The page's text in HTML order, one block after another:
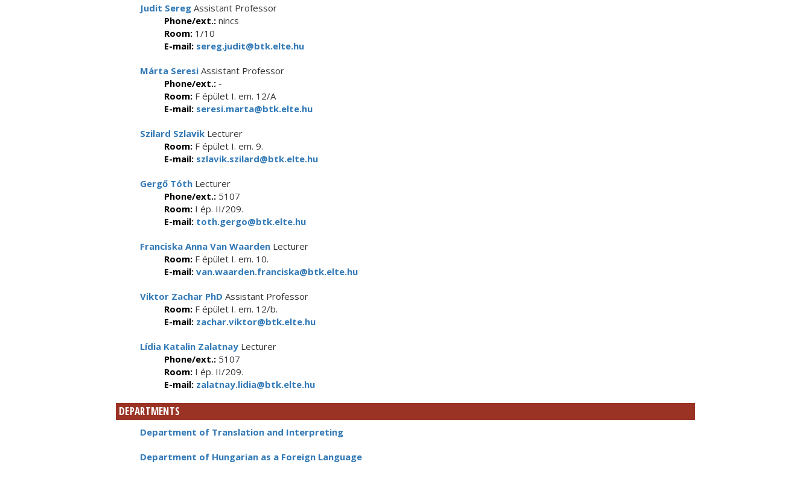
Judit Sereg Assistant Professor
Phone/ext.: nincs
Room: 1/10
E-mail: sereg.judit@btk.elte.hu
Márta Seresi Assistant Professor
Phone/ext.: -
Room: F épület I. em. 12/A
E-mail: seresi.marta@btk.elte.hu
Szilard Szlavik Lecturer
Room: F épület I. em. 9.
E-mail: szlavik.szilard@btk.elte.hu
Gergő Tóth Lecturer
Phone/ext.: 5107
Room: I ép. II/209.
E-mail: toth.gergo@btk.elte.hu
Franciska Anna Van Waarden Lecturer
Room: F épület I. em. 10.
E-mail: van.waarden.franciska@btk.elte.hu
Viktor Zachar PhD Assistant Professor
Room: F épület I. em. 12/b.
E-mail: zachar.viktor@btk.elte.hu
Lídia Katalin Zalatnay Lecturer
Phone/ext.: 5107
Room: I ép. II/209.
E-mail: zalatnay.lidia@btk.elte.hu
DEPARTMENTS
Department of Translation and Interpreting
Department of Hungarian as a Foreign Language